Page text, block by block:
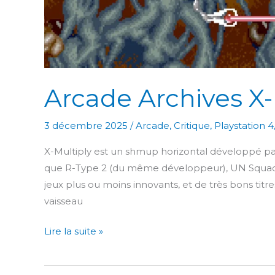
Arcade Archives
3 décembre 2025 /Arcade, Critique, Playstation 4,
X-Multiply est un shmup horizontal développé
que R-Type 2 (du même développeur), UN
jeux plus ou moins innovants, et de très bons
vaisseau
Arcade
X-
Lire la suite »